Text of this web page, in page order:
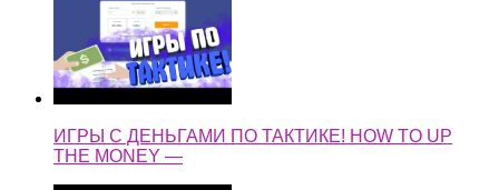
ИГРЫ С ДЕНЬГАМИ ПО ТАКТИКЕ! HOW TO UP
THE MONEY —